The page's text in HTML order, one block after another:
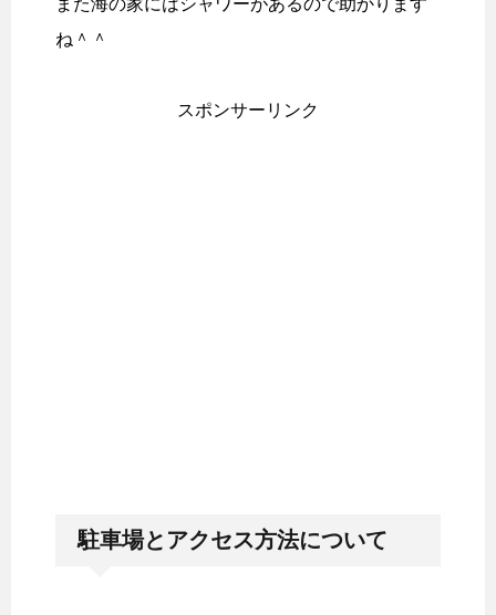
ね＾＾
スポンサーリンク
駐車場とアクセス方法について